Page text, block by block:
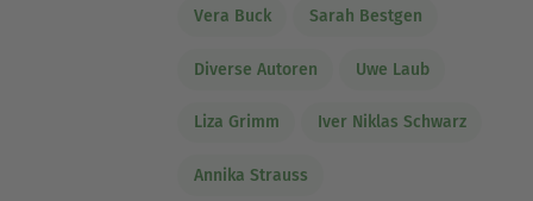
Vera Buck Sarah Bestgen
Diverse Autoren Uwe Laub
Liza Grimm Iver Niklas Schwarz
Annika Strauss